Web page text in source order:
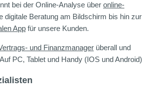
bei der Online-Analyse über online-
digitale Beratung am Bildschirm bis hin zur
App für unsere Kunden.
und Finanzmanager überall und
PC, Tablet und Handy (IOS und Android)